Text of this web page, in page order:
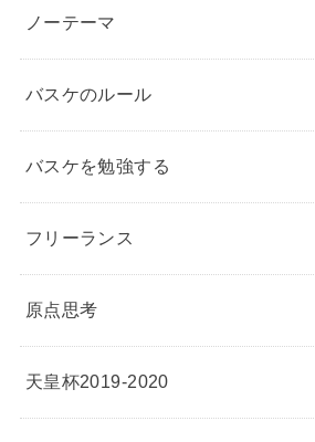
ノーテーマ
バスケのルール
バスケを勉強する
フリーランス
原点思考
天皇杯2019-2020